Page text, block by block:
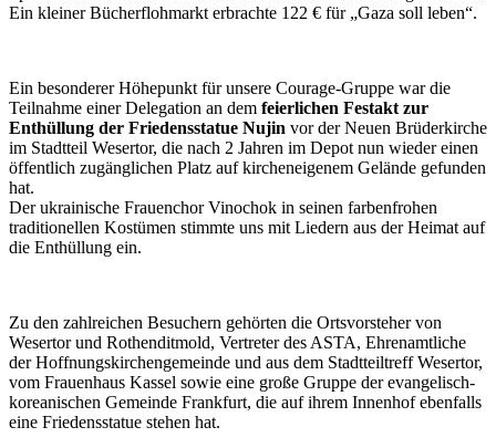
Ein kleiner Bücherflohmarkt erbrachte 122 € für „Gaza soll leben“.
Ein besonderer Höhepunkt für unsere Courage-Gruppe war die
Teilnahme einer Delegation an dem feierlichen Festakt zur
Enthüllung der Friedensstatue Nujin vor der Neuen Brüderkirche
im Stadtteil Wesertor, die nach 2 Jahren im Depot nun wieder einen
öffentlich zugänglichen Platz auf kircheneigenem Gelände gefunden
hat.
Der ukrainische Frauenchor Vinochok in seinen farbenfrohen
traditionellen Kostümen stimmte uns mit Liedern aus der Heimat auf
die Enthüllung ein.
Zu den zahlreichen Besuchern gehörten die Ortsvorsteher von
Wesertor und Rothenditmold, Vertreter des ASTA, Ehrenamtliche
der Hoffnungskirchengemeinde und aus dem Stadtteiltreff Wesertor,
vom Frauenhaus Kassel sowie eine große Gruppe der evangelisch-
koreanischen Gemeinde Frankfurt, die auf ihrem Innenhof ebenfalls
eine Friedensstatue stehen hat.